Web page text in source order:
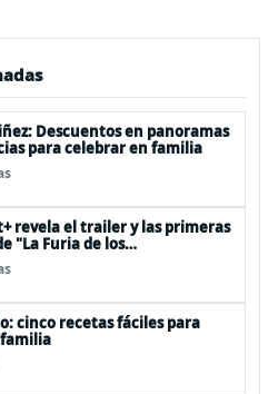
Descuentos en panoramas
para celebrar en familia
revela el trailer y las primeras
"La Furia de los
cinco recetas fáciles para